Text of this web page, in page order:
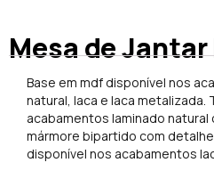
Mesa de
Base em mdf disponível nos
natural, laca e laca metalizada.
acabamentos laminado
mármore bipartido com
disponível nos acabamentos